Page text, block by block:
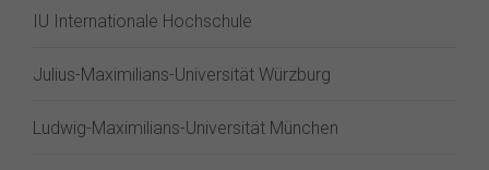
IU Internationale Hochschule
Julius-Maximilians-Universität Würzburg
Ludwig-Maximilians-Universität München